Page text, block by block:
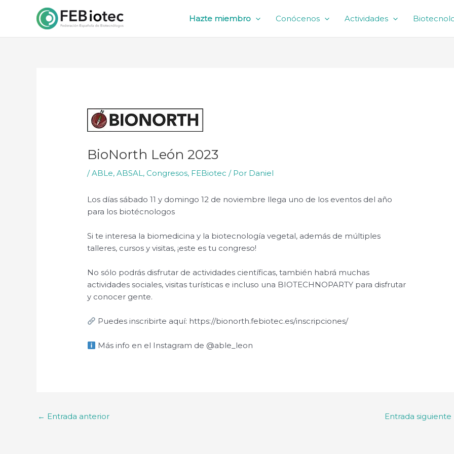
Hazte miembro Conócenos Actividades
BioNorth León 2023
/ABLe,ABSAL, Congresos, FEBiotec / Por Daniel
Los días sábado 11 y domingo 12 de noviembre llega uno de los eventos del año
para los biotécnologos
Si te interesa la biomedicina y la biotecnología vegetal, además de múltiples
talleres, cursos y visitas, ¡este es tu congreso!
No sólo podrás disfrutar de actividades científicas, también habrá muchas
actividades sociales, visitas turísticas e incluso una BIOTECHNOPARTY para disfrutar
y conocer gente.
Puedes inscribirte aquí: https://bionorth.febiotec.es/inscripciones/
Más info en el Instagram de @able_leon
← Entrada anterior Entrada siguiente